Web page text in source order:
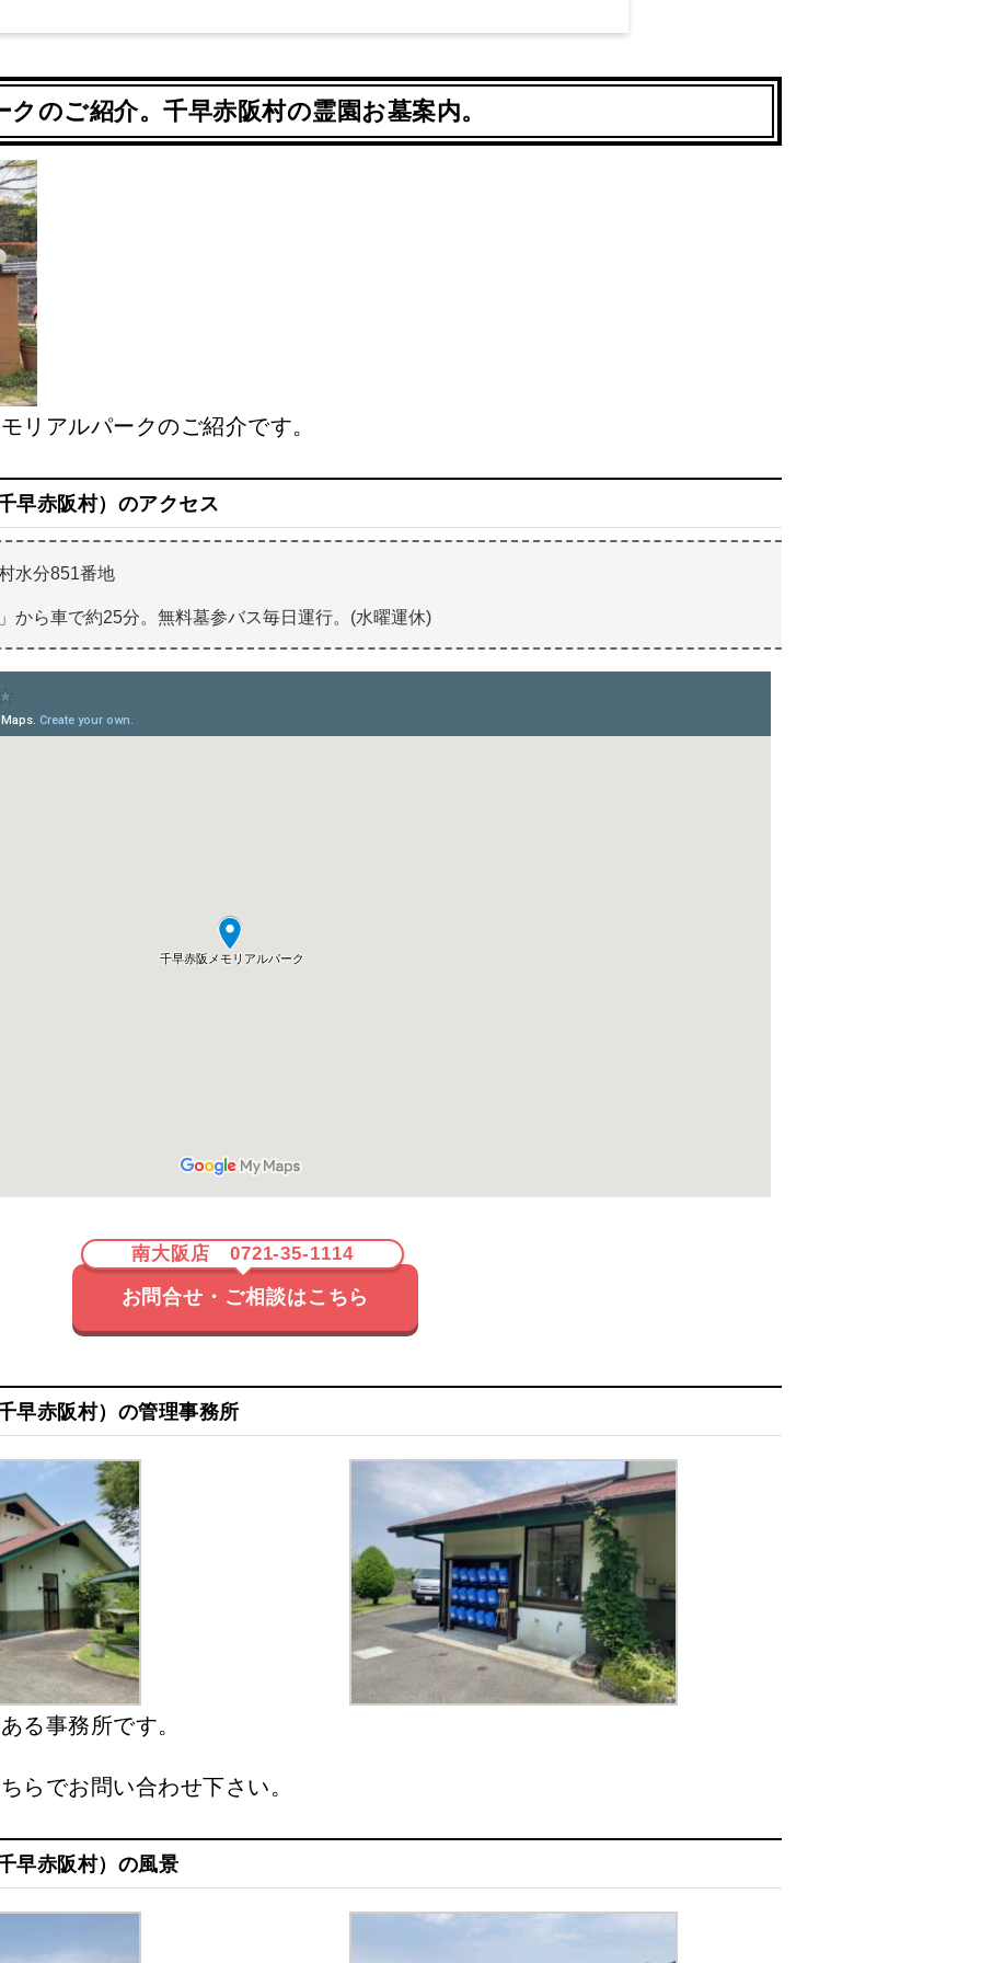
のご紹介。千早赤阪村の霊園お墓案内。
リアルパークのご紹介です。
早赤阪村）のアクセス
水分851番地
から車で約25分。無料墓参バス毎日運行。(水曜運休)
南大阪店 0721-35-1114
お問合せ・ご相談はこちら
早赤阪村）の管理事務所
る事務所です。
らでお問い合わせ下さい。
早赤阪村）の風景